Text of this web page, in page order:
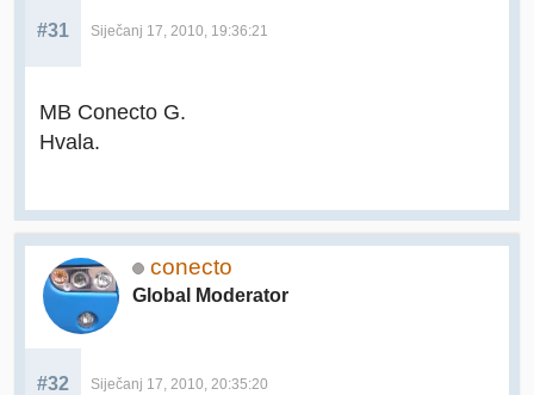
#31 Siječanj 17, 2010, 19:36:21
MB Conecto G.
Hvala.
conecto
Global Moderator
#32 Siječanj 17, 2010, 20:35:20